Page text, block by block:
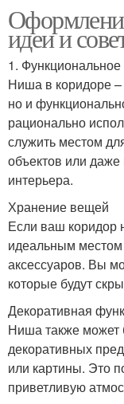
идеи и
1.
Ниша в коридоре –
но и
рационально
служить местом
объектов или
интерьера.
Хранение вещей
Если ваш коридор
идеальным местом
аксессуаров. Вы
которые будут
Декоративная
Ниша также может
декоративных
или картины. Это
приветливую